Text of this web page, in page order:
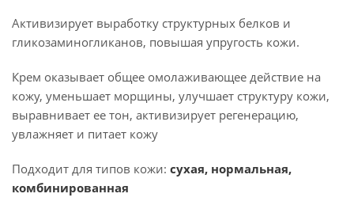
Активизирует выработку структурных белков и
гликозаминогликанов, повышая упругость кожи.
Крем оказывает общее омолаживающее действие на
кожу, уменьшает морщины, улучшает структуру кожи,
выравнивает ее тон, активизирует регенерацию,
увлажняет и питает кожу
Подходит для типов кожи: сухая, нормальная,
комбинированная